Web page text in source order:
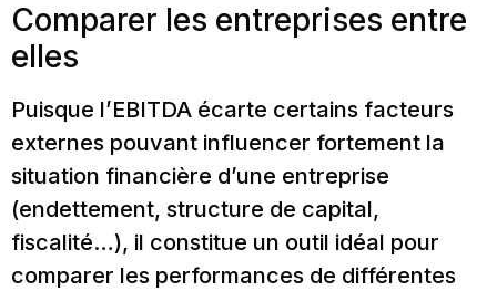
Comparer les entreprises entre
elles
Puisque l’EBITDA écarte certains facteurs
externes pouvant influencer fortement la
situation financière d’une entreprise
(endettement, structure de capital,
fiscalité…), il constitue un outil idéal pour
comparer les performances de différentes